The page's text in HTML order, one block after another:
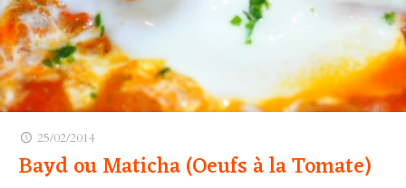
25/02/2014
Bayd ou Maticha (Oeufs à la Tomate)